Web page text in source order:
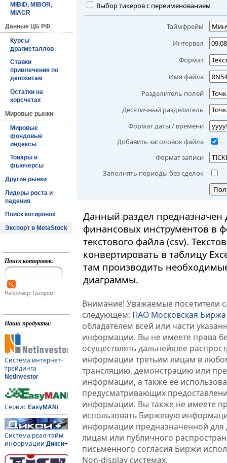
MIBID, MIBOR,
MIACR
Данные ЦБ РФ
Курсы
драгметаллов
Ставки
привлечения по
депозитам
Остатки на
корсчетах
Мировые рынки
Мировые
фондовые
индексы
Товары и
фьючерсы
Другие рынки
Лидеры роста и
падения
Поиск котировок
Экспорт в MetaStock
Поиск котировок:
Например: Газпром
Наши продукты:
Система интернет-
трейдинга
NetInvestor
Сервис EasyMANi
Система реал-тайм
информации Дикси+
Выбор тикеров с переименованием
Таймфрейм
Интервал
Формат
Имя файла
Разделитель полей
Десятичный разделитель
Формат даты / времени
Добавить заголовок файла
Формат записи
Заполнять периоды без сделок
Данный раздел
финансовых инструментов в
текстового файла (csv).
конвертировать в таблицу
там производить
диаграммы.
Внимание! Уважаемые посетители
следующем: ПАО Московская Биржа
обладателем всей или части
информации. Вы не имеете права
осуществлять дальнейшее
информации третьим лицам в
трансляцию, демонстрацию или
информации, а также её
предусматривающих
информации. Вы также не имеете
использовать Биржевую
информации предназначенной для
лицам или публичного
письменного согласия Биржи
Non-display системах.